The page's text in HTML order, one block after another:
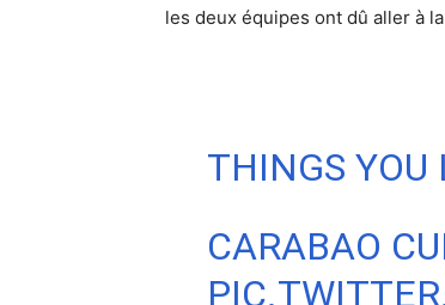
les deux équipes ont dû aller à
THINGS YOU
CARABAO